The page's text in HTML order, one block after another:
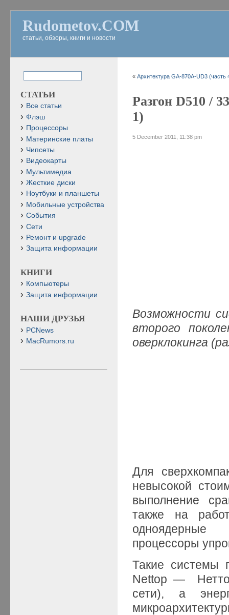
Rudometov.COM
статьи, обзоры, книги и новости
«Архитектура GA-870A-UD3 (часть
Разгон D510 /
1)
5 December 2011, 11:38 pm
Возможности
второго
оверклокинга
Для
невысокой
выполнение
также на
одноядерные
процессоры
Такие системы
Nettop —
сети), а
СТАТЬИ
Все статьи
Флэш
Процессоры
Материнские платы
Чипсеты
Видеокарты
Мультимедиа
Жесткие диски
Ноутбуки и планшеты
Мобильные устройства
События
Сети
Ремонт и upgrade
Защита информации
КНИГИ
Компьютеры
Защита информации
НАШИ ДРУЗЬЯ
PCNews
MacRumors.ru